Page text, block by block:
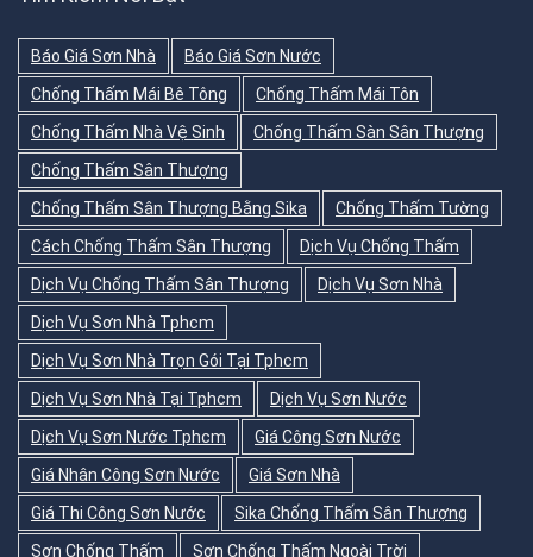
Báo Giá Sơn Nhà
Báo Giá Sơn Nước
Chống Thấm Mái Bê Tông
Chống Thấm Mái Tôn
Chống Thấm Nhà Vệ Sinh
Chống Thấm Sàn Sân Thượng
Chống Thấm Sân Thượng
Chống Thấm Sân Thượng Bằng Sika
Chống Thấm Tường
Cách Chống Thấm Sân Thượng
Dịch Vụ Chống Thấm
Dịch Vụ Chống Thấm Sân Thượng
Dịch Vụ Sơn Nhà
Dịch Vụ Sơn Nhà Tphcm
Dịch Vụ Sơn Nhà Trọn Gói Tại Tphcm
Dịch Vụ Sơn Nhà Tại Tphcm
Dịch Vụ Sơn Nước
Dịch Vụ Sơn Nước Tphcm
Giá Công Sơn Nước
Giá Nhân Công Sơn Nước
Giá Sơn Nhà
Giá Thi Công Sơn Nước
Sika Chống Thấm Sân Thượng
Sơn Chống Thấm
Sơn Chống Thấm Ngoài Trời